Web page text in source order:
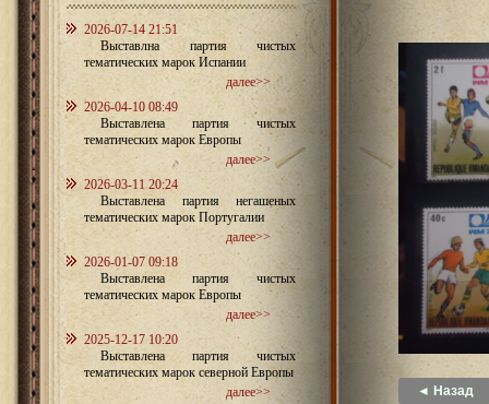
2026-07-14 21:51
Выставлна партия чистых
тематических марок Испании
далее>>
2026-04-10 08:49
Выставлена партия чистых
тематических марок Европы
далее>>
2026-03-11 20:24
Выставлена партия негашеных
тематических марок Португалии
далее>>
2026-01-07 09:18
Выставлена партия чистых
тематических марок Европы
далее>>
2025-12-17 10:20
Выставлена партия чистых
тематических марок северной Европы
далее>>
◄ Назад